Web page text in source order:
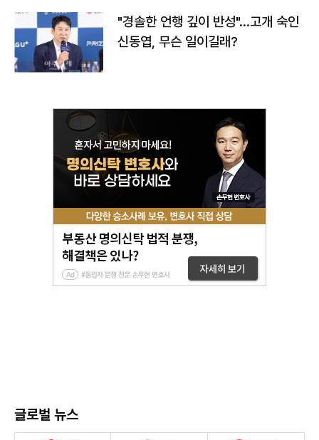
"경솔한 언행 깊이 반성"…고개 숙인
신동엽, 무슨 일이길래?
글로벌 뉴스